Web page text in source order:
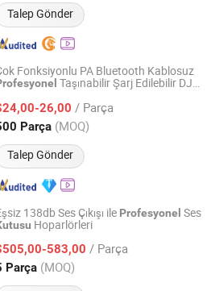
Talep Gönder
Fonksiyonlu PA Bluetooth Kablosuz
Taşınabilir Şarj Edilebilir DJ
ED-606
26,00 / Parça
Parça (MOQ)
Talep Gönder
Co., Ltd.
Fiyat 2019
138db Ses Çıkışı ile Profesyonel Ses
Hoparlörleri
583,00 / Parça
Parça (MOQ)
Technology Co., Ltd.
Fiyat 2025